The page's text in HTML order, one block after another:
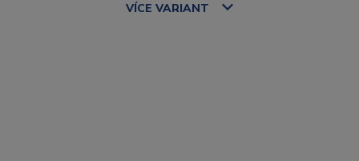
VÍCE VARIANT